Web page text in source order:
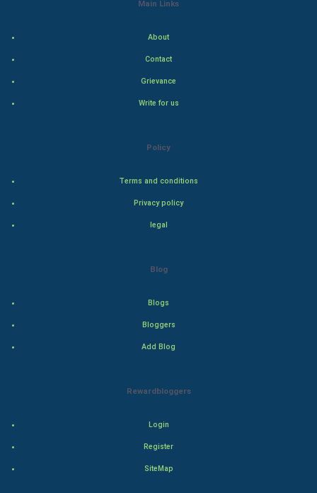
Main Links
About
Contact
Grievance
Write for us
Policy
Terms and conditions
Privacy policy
legal
Blog
Blogs
Bloggers
Add Blog
Rewardbloggers
Login
Register
SiteMap